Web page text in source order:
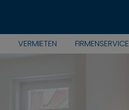
VERMIETEN FIRMENSERVICE